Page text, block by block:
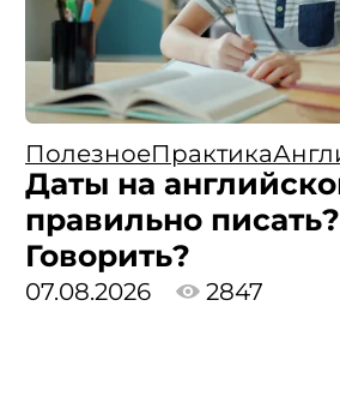
ПолезноеПрактика
Даты на
правильно
Говорить?
07.08.2026 2847